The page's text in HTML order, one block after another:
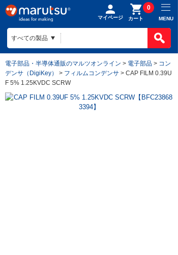
マイページ カート
0
MENU
電子部品・半導体通販のマルツオンライン > 電子部品 > コン
デンサ（DigiKey）
> フィルムコンデンサ > CAP FILM 0.39U
F 5% 1.25KVDC SCRW